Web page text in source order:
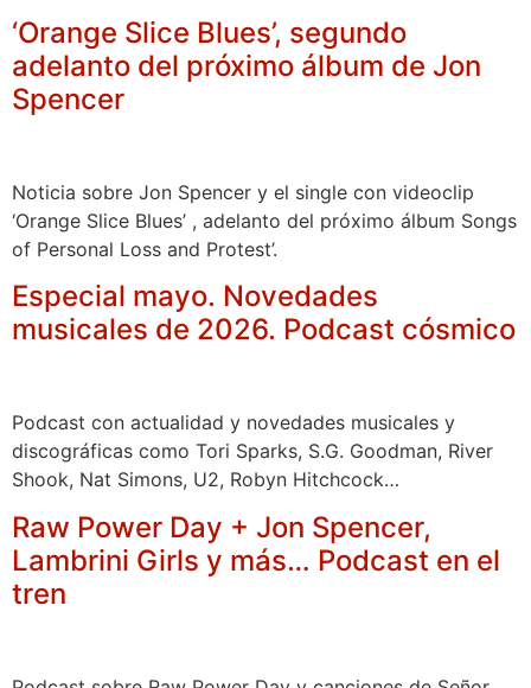
‘Orange Slice Blues’, segundo
adelanto del próximo álbum de Jon
Spencer
Noticia sobre Jon Spencer y el single con videoclip
‘Orange Slice Blues’ , adelanto del próximo álbum Songs
of Personal Loss and Protest’.
Especial mayo. Novedades
musicales de 2026. Podcast cósmico
Podcast con actualidad y novedades musicales y
discográficas como Tori Sparks, S.G. Goodman, River
Shook, Nat Simons, U2, Robyn Hitchcock…
Raw Power Day + Jon Spencer,
Lambrini Girls y más… Podcast en el
tren